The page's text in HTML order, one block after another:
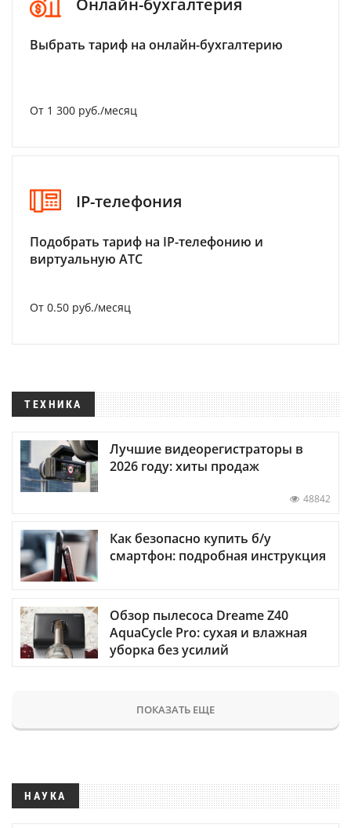
Выбрать тариф на онлайн-бухгалтерию
От 1 300 руб./месяц
IP-телефония
Подобрать тариф на IP-телефонию и
виртуальную АТС
От 0.50 руб./месяц
ТЕХНИКА
Лучшие видеорегистраторы в
2026 году: хиты продаж
48842
Как безопасно купить б/у
смартфон: подробная инструкция
Обзор пылесоса Dreame Z40
AquaCycle Pro: сухая и влажная
уборка без усилий
ПОКАЗАТЬ ЕЩЕ
НАУКА